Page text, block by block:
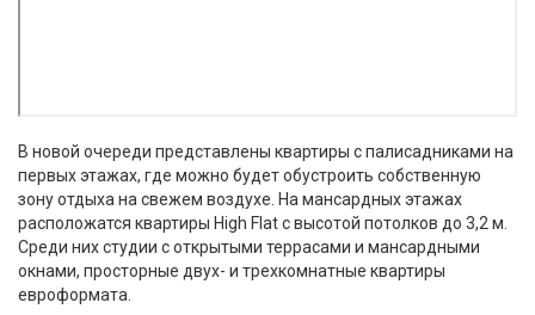
В новой очереди представлены квартиры с палисадниками на
первых этажах, где можно будет обустроить собственную
зону отдыха на свежем воздухе. На мансардных этажах
расположатся квартиры High Flat с высотой потолков до 3,2 м.
Среди них студии с открытыми террасами и мансардными
окнами, просторные двух- и трехкомнатные квартиры
евроформата.